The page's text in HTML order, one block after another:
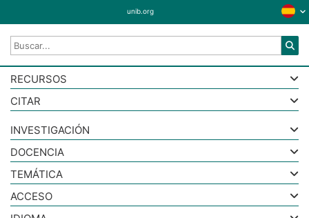
unib.org
RECURSOS
CITAR
INVESTIGACIÓN
DOCENCIA
TEMÁTICA
ACCESO